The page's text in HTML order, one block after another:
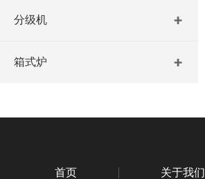
分级机
箱式炉
首页 关于我们